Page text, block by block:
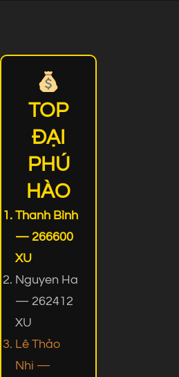
TOP
ĐẠI
PHÚ
HÀO
Thanh Bình
— 266600
XU
Nguyen Ha
— 262412
XU
Lê Thảo
Nhi —